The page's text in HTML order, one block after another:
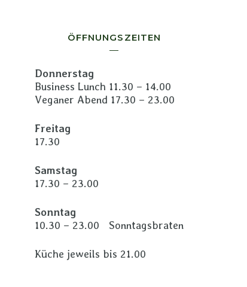
ÖFFNUNGSZEITEN
Donnerstag
Business Lunch 11.30 – 14.00
Veganer Abend 17.30 – 23.00
Freitag
17.30
Samstag
17.30 – 23.00
Sonntag
10.30 – 23.00 Sonntagsbraten
Küche jeweils bis 21.00